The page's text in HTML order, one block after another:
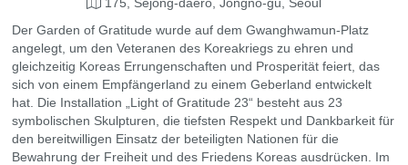
Der Garden of Gratitude wurde auf dem Gwanghwamun-Platz
angelegt, um den Veteranen des Koreakriegs zu ehren und
gleichzeitig Koreas Errungenschaften und Prosperität feiert, das
sich von einem Empfängerland zu einem Geberland entwickelt
hat. Die Installation „Light of Gratitude 23“ besteht aus 23
symbolischen Skulpturen, die tiefsten Respekt und Dankbarkeit für
den bereitwilligen Einsatz der beteiligten Nationen für die
Bewahrung der Freiheit und des Friedens Koreas ausdrücken. Im